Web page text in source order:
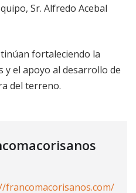
Sr. Alfredo Acebal
fortaleciendo la
y el apoyo al desarrollo de
del terreno.
francomacorisanos.com/